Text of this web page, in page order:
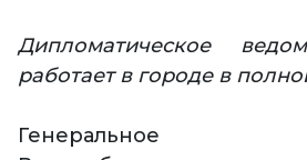
Дипломатическое
работает в городе в
Генеральное